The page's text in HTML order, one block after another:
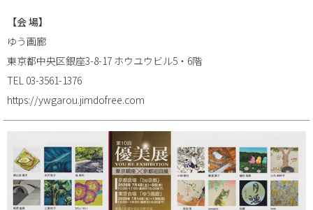
【会 場】
ゆう画廊
東京都中央区銀座3-8-17 ホウユウビル5・6階
TEL 03-3561-1376
https://ywgarou.jimdofree.com